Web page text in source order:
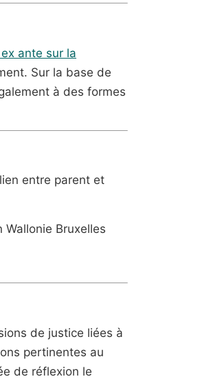
ante sur la
Sur la base de
à des formes
entre parent et
Wallonie Bruxelles
de justice liées à
pertinentes au
de réflexion le